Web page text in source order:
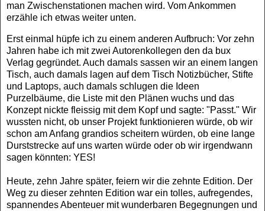
man Zwischenstationen machen wird. Vom Ankommen
erzähle ich etwas weiter unten.
Erst einmal hüpfe ich zu einem anderen Aufbruch: Vor zehn
Jahren habe ich mit zwei Autorenkollegen den da bux
Verlag gegründet. Auch damals sassen wir an einem langen
Tisch, auch damals lagen auf dem Tisch Notizbücher, Stifte
und Laptops, auch damals schlugen die Ideen
Purzelbäume, die Liste mit den Plänen wuchs und das
Konzept nickte fleissig mit dem Kopf und sagte: "Passt." Wir
wussten nicht, ob unser Projekt funktionieren würde, ob wir
schon am Anfang grandios scheitern würden, ob eine lange
Durststrecke auf uns warten würde oder ob wir irgendwann
sagen könnten: YES!
Heute, zehn Jahre später, feiern wir die zehnte Edition. Der
Weg zu dieser zehnten Edition war ein tolles, aufregendes,
spannendes Abenteuer mit wunderbaren Begegnungen und